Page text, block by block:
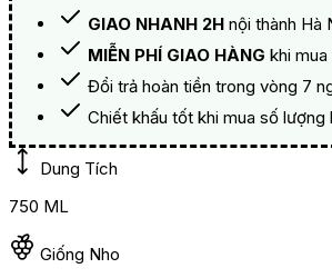
GIAO NHANH 2H nội thành Hà
MIỄN PHÍ GIAO HÀNG khi
Đổi trả hoàn tiền trong vòng 7
Chiết khấu tốt khi mua số lượng
Dung Tích
750 ML
Giống Nho